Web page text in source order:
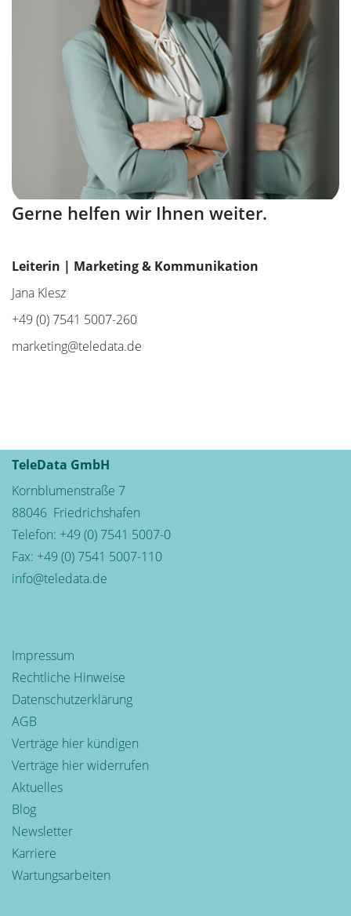
Gerne helfen wir Ihnen weiter.
Leiterin | Marketing & Kommunikation
Jana Klesz
+49 (0) 7541 5007-260
marketing@teledata.de
TeleData GmbH
Kornblumenstraße 7
88046 Friedrichshafen
Telefon: +49 (0) 7541 5007-0
Fax: +49 (0) 7541 5007-110
info@teledata.de
Impressum
Rechtliche Hinweise
Datenschutzerklärung
AGB
Verträge hier kündigen
Verträge hier widerrufen
Aktuelles
Blog
Newsletter
Karriere
Wartungsarbeiten